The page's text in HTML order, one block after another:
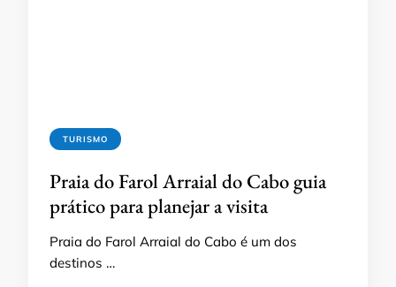
TURISMO
Praia do Farol Arraial do Cabo guia
prático para planejar a visita
Praia do Farol Arraial do Cabo é um dos
destinos …